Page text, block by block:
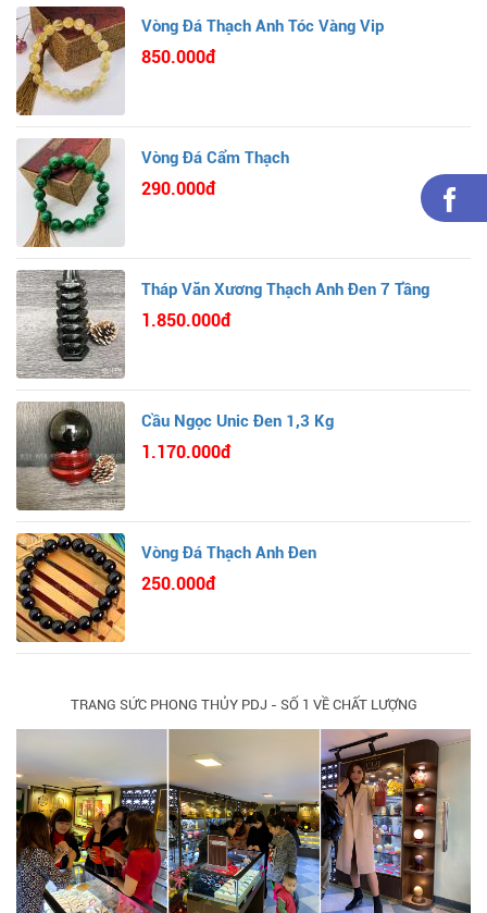
Vòng Đá Thạch Anh Tóc Vàng Vip
850.000đ
Vòng Đá Cẩm Thạch
290.000đ
Tháp Văn Xương Thạch Anh Đen 7 Tầng
1.850.000đ
Cầu Ngọc Unic Đen 1,3 Kg
1.170.000đ
Vòng Đá Thạch Anh Đen
250.000đ
TRANG SỨC PHONG THỦY PDJ - SỐ 1 VỀ CHẤT LƯỢNG